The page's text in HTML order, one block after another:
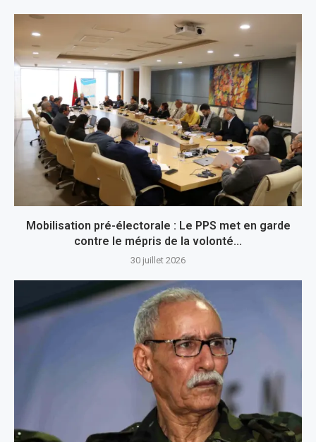
Mobilisation pré-électorale : Le PPS met en garde
contre le mépris de la volonté...
30 juillet 2026